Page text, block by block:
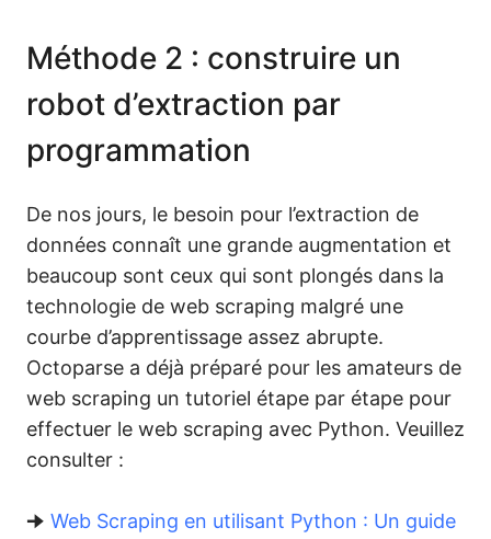
Méthode 2 : construire un
robot d’extraction par
programmation
De nos jours, le besoin pour l’extraction de
données connaît une grande augmentation et
beaucoup sont ceux qui sont plongés dans la
technologie de web scraping malgré une
courbe d’apprentissage assez abrupte.
Octoparse a déjà préparé pour les amateurs de
web scraping un tutoriel étape par étape pour
effectuer le web scraping avec Python. Veuillez
consulter :
🠊 Web Scraping en utilisant Python : Un guide